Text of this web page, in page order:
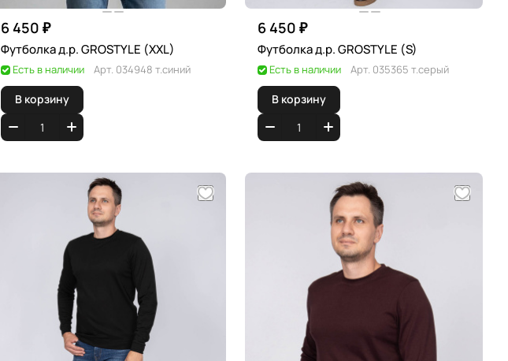
6 450 ₽
Футболка д.р. GROSTYLE (XXL)
Есть в наличии Арт. 034948 т.синий
В корзину
6 450 ₽
Футболка д.р. GROSTYLE (S)
Есть в наличии Арт. 035365 т.серый
В корзину